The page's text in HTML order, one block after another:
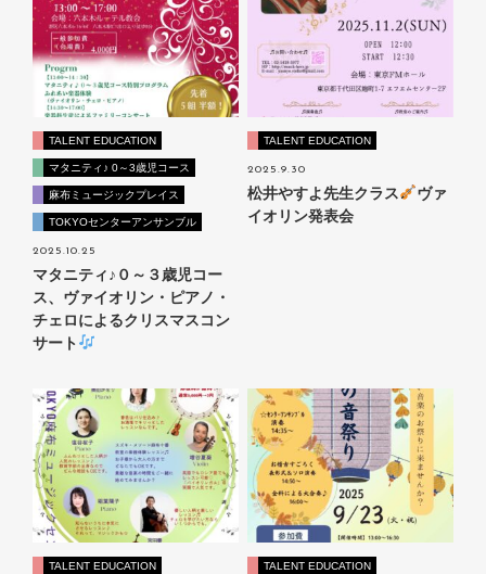
TALENT EDUCATION
マタニティ♪ 0～3歳児コース
麻布ミュージックプレイス
TOKYOセンターアンサンブル
2025.10.25
マタニティ♪０～３歳児コー
ス、ヴァイオリン・ピアノ・
チェロによるクリスマスコン
サート
TALENT EDUCATION
2025.9.30
松井やすよ先生クラス
ヴァ
イオリン発表会
TALENT EDUCATION TALENT EDUCATION